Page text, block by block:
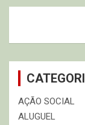
AÇÃO SOCIAL
ALUGUEL